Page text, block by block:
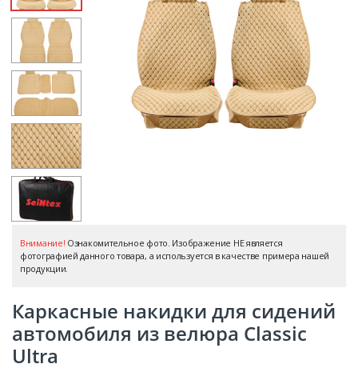
Внимание! Ознакомительное фото. Изображение НЕ является
фотографией данного товара, а используется в качестве примера нашей
продукции.
Каркасные накидки для сидений
автомобиля из велюра Classic
Ultra